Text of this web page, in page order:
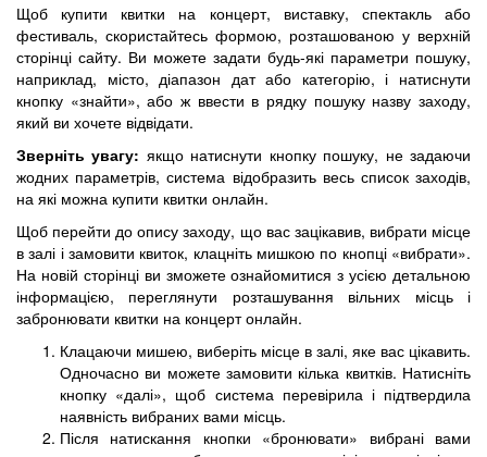
Щоб купити квитки на концерт, виставку, спектакль або
фестиваль, скористайтесь формою, розташованою у верхній
сторінці сайту. Ви можете задати будь-які параметри пошуку,
наприклад, місто, діапазон дат або категорію, і натиснути
кнопку «знайти», або ж ввести в рядку пошуку назву заходу,
який ви хочете відвідати.
Зверніть увагу: якщо натиснути кнопку пошуку, не задаючи
жодних параметрів, система відобразить весь список заходів,
на які можна купити квитки онлайн.
Щоб перейти до опису заходу, що вас зацікавив, вибрати місце
в залі і замовити квиток, клацніть мишкою по кнопці «вибрати».
На новій сторінці ви зможете ознайомитися з усією детальною
інформацією, переглянути розташування вільних місць і
забронювати квитки на концерт онлайн.
Клацаючи мишею, виберіть місце в залі, яке вас цікавить.
Одночасно ви можете замовити кілька квитків. Натисніть
кнопку «далі», щоб система перевірила і підтвердила
наявність вибраних вами місць.
Після натискання кнопки «бронювати» вибрані вами